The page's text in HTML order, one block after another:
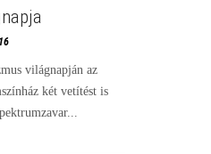
világnapján az
két vetítést is